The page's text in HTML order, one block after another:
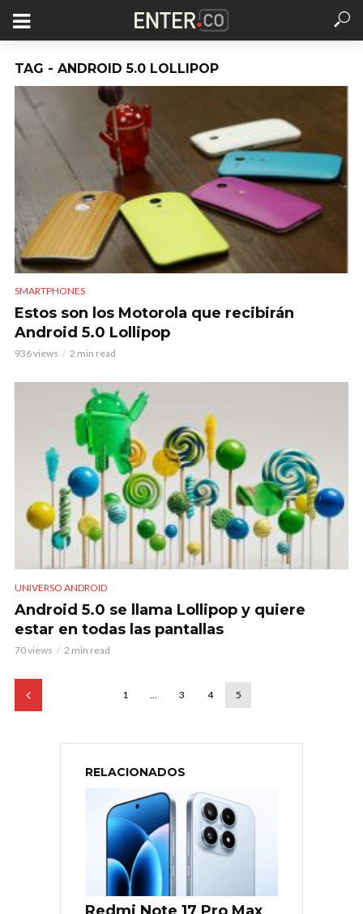
TAG - ANDROID 5.0 LOLLIPOP
SMARTPHONES
Estos son los Motorola que recibirán
Android 5.0 Lollipop
936 views 2 min read
UNIVERSO ANDROID
Android 5.0 se llama Lollipop y quiere
estar en todas las pantallas
70 views 2 min read
1 … 3 4 5
RELACIONADOS